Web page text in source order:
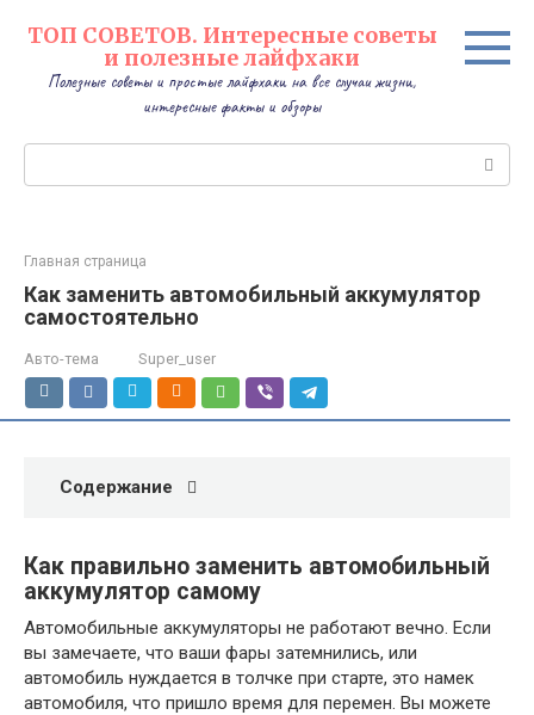
ТОП СОВЕТОВ. Интересные советы
и полезные лайфхаки
Полезные советы и простые лайфхаки на все случаи жизни,
интересные факты и обзоры
Главная страница
Как заменить автомобильный аккумулятор
самостоятельно
Авто-тема Super_user
Содержание
Как правильно заменить автомобильный
аккумулятор самому
Автомобильные аккумуляторы не работают вечно. Если
вы замечаете, что ваши фары затемнились, или
автомобиль нуждается в толчке при старте, это намек
автомобиля, что пришло время для перемен. Вы можете